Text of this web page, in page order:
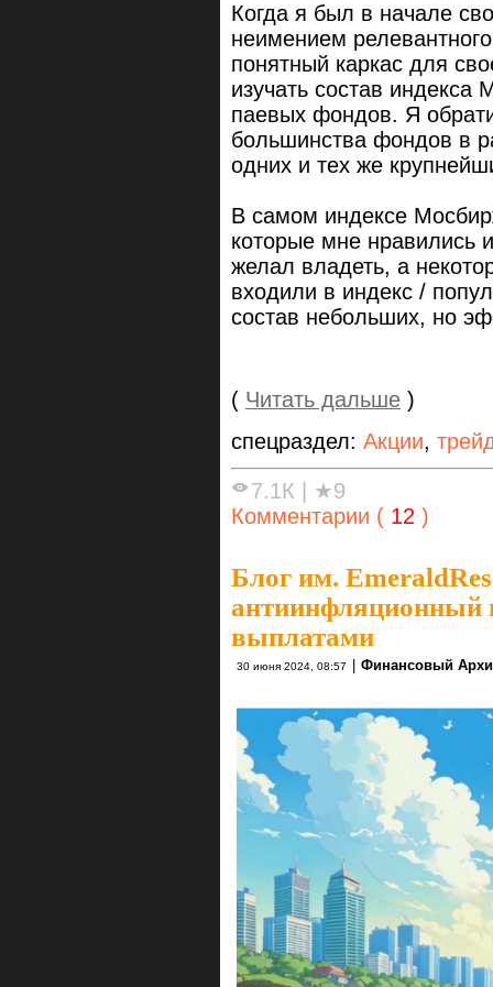
Когда я был в начале
неимением
понятный каркас для
изучать состав
паевых фондов. Я
большинства фондов в
одних и тех же
В самом индексе
которые мне нравились
желал владеть, а
входили в индекс /
состав небольших, но
( Читать дальше )
спецраздел: Акции,
7.1К
★9
Комментарии ( 12 )
Блог им.
антиинфляционный
выплатами
30 июня 2024, 08:57 Финансовый